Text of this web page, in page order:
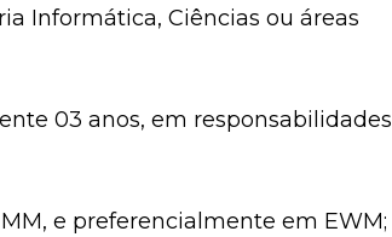
Informática, Ciências ou áreas
03 anos, em responsabilidades
e preferencialmente em EWM;